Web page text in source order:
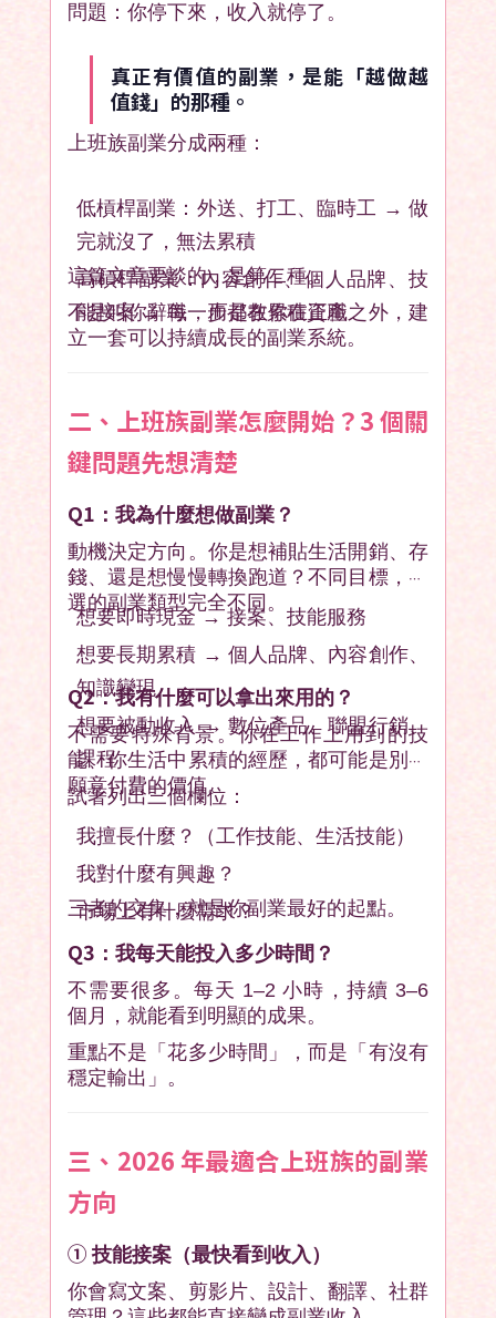
問題：你停下來，收入就停了。
真正有價值的副業，是能「越做越
值錢」的那種。
上班族副業分成兩種：
低槓桿副業：外送、打工、臨時工 → 做
完就沒了，無法累積
高槓桿副業：內容創作、個人品牌、技
能接案 → 每一步都在累積資產
這篇文章要談的，是第二種。
不是叫你辭職，而是教你在正職之外，建
立一套可以持續成長的副業系統。
二、上班族副業怎麼開始？3 個關
鍵問題先想清楚
Q1 ：我為什麼想做副業？
動機決定方向。你是想補貼生活開銷、存
錢、還是想慢慢轉換跑道？不同目標，要
選的副業類型完全不同。
想要即時現金 → 接案、技能服務
想要長期累積 → 個人品牌、內容創作、
知識變現
想要被動收入 → 數位產品、聯盟行銷、
課程
Q2：我有什麼可以拿出來用的？
不需要特殊背景。你在工作上用到的技
能、你生活中累積的經歷，都可能是別人
願意付費的價值。
試著列出三個欄位：
我擅長什麼？（工作技能、生活技能）
我對什麼有興趣？
市場上有什麼需求？
三者的交集，就是你副業最好的起點。
Q3 ：我每天能投入多少時間？
不需要很多。每天 1–2 小時，持續 3–6
個月，就能看到明顯的成果。
重點不是「花多少時間」，而是「有沒有
穩定輸出」。
三、2026 年最適合上班族的副業
方向
①技能接案（最快看到收入）
你會寫文案、剪影片、設計、翻譯、社群